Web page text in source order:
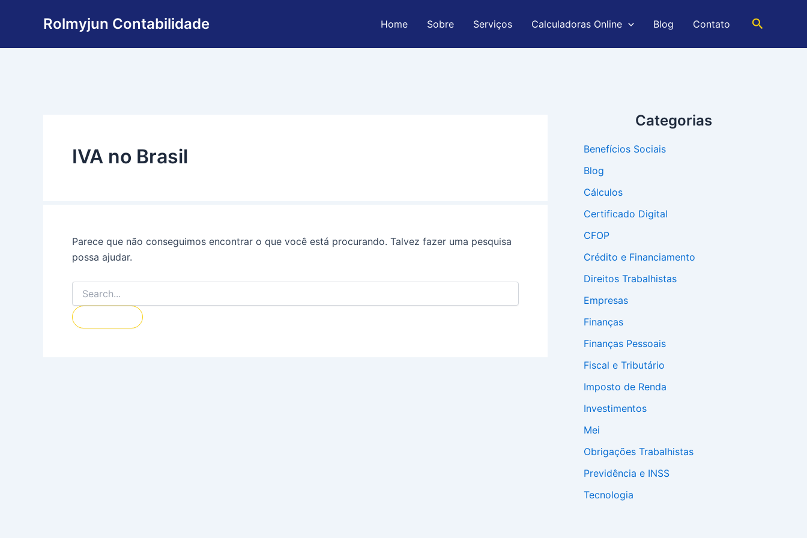
Rolmyjun Contabilidade Home Sobre Serviços Calculadoras Online Blog Contato Pesquisar
IVA no Brasil
Parece que não conseguimos encontrar o que você está procurando. Talvez fazer uma pesquisa
possa ajudar.
Categorias
Benefícios Sociais
Blog
Cálculos
Certificado Digital
CFOP
Crédito e Financiamento
Direitos Trabalhistas
Empresas
Finanças
Finanças Pessoais
Fiscal e Tributário
Imposto de Renda
Investimentos
Mei
Obrigações Trabalhistas
Previdência e INSS
Tecnologia